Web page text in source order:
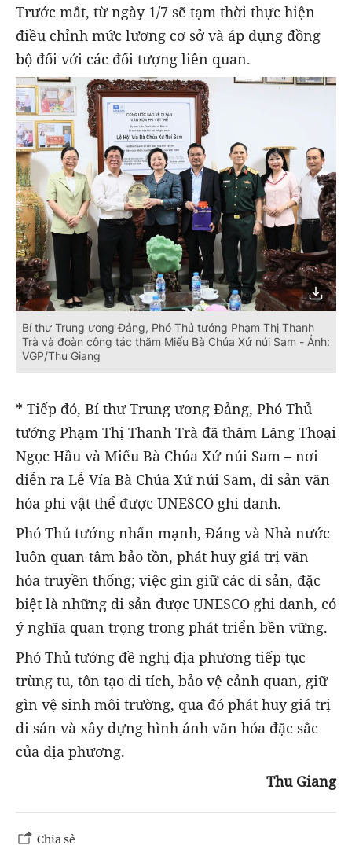
Trước mắt, từ ngày 1/7 sẽ tạm thời thực hiện
điều chỉnh mức lương cơ sở và áp dụng đồng
bộ đối với các đối tượng liên quan.
Bí thư Trung ương Đảng, Phó Thủ tướng Phạm Thị Thanh
Trà và đoàn công tác thăm Miếu Bà Chúa Xứ núi Sam - Ảnh:
VGP/Thu Giang
* Tiếp đó, Bí thư Trung ương Đảng, Phó Thủ
tướng Phạm Thị Thanh Trà đã thăm Lăng Thoại
Ngọc Hầu và Miếu Bà Chúa Xứ núi Sam – nơi
diễn ra Lễ Vía Bà Chúa Xứ núi Sam, di sản văn
hóa phi vật thể được UNESCO ghi danh.
Phó Thủ tướng nhấn mạnh, Đảng và Nhà nước
luôn quan tâm bảo tồn, phát huy giá trị văn
hóa truyền thống; việc gìn giữ các di sản, đặc
biệt là những di sản được UNESCO ghi danh, có
ý nghĩa quan trọng trong phát triển bền vững.
Phó Thủ tướng đề nghị địa phương tiếp tục
trùng tu, tôn tạo di tích, bảo vệ cảnh quan, giữ
gìn vệ sinh môi trường, qua đó phát huy giá trị
di sản và xây dựng hình ảnh văn hóa đặc sắc
của địa phương.
Thu Giang
Chia sẻ